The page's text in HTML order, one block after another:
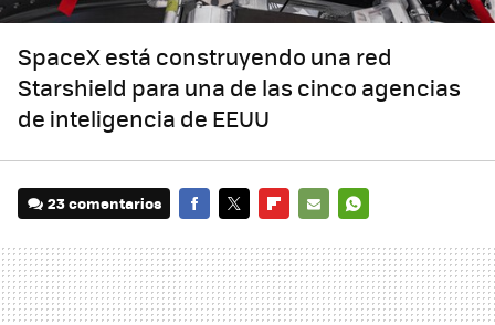
SpaceX está construyendo una red
Starshield para una de las cinco agencias
de inteligencia de EEUU
23 comentarios
MAIL